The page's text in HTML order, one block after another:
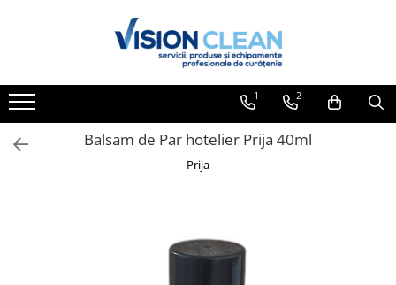
Aspiratoare si masini curatenie
profesionale
Echipament de curatat cu presiune
1 2
Balsam de Par hotelier Prija 40ml
Prija